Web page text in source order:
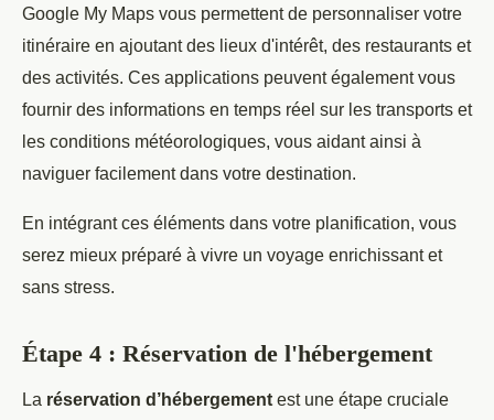
Google My Maps vous permettent de personnaliser votre
itinéraire en ajoutant des lieux d'intérêt, des restaurants et
des activités. Ces applications peuvent également vous
fournir des informations en temps réel sur les transports et
les conditions météorologiques, vous aidant ainsi à
naviguer facilement dans votre destination.
En intégrant ces éléments dans votre planification, vous
serez mieux préparé à vivre un voyage enrichissant et
sans stress.
Étape 4 : Réservation de l'hébergement
La réservation d’hébergement est une étape cruciale